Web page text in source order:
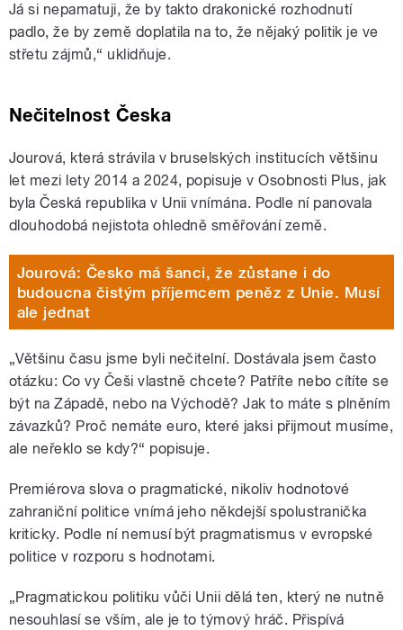
Já si nepamatuji, že by takto drakonické rozhodnutí
padlo, že by země doplatila na to, že nějaký politik je ve
střetu zájmů,“ uklidňuje.
Nečitelnost Česka
Jourová, která strávila v bruselských institucích většinu
let mezi lety 2014 a 2024, popisuje v Osobnosti Plus, jak
byla Česká republika v Unii vnímána. Podle ní panovala
dlouhodobá nejistota ohledně směřování země.
Jourová: Česko má šanci, že zůstane i do
budoucna čistým příjemcem peněz z Unie. Musí
ale jednat
„Většinu času jsme byli nečitelní. Dostávala jsem často
otázku: Co vy Češi vlastně chcete? Patříte nebo cítíte se
být na Západě, nebo na Východě? Jak to máte s plněním
závazků? Proč nemáte euro, které jaksi přijmout musíme,
ale neřeklo se kdy?“ popisuje.
Premiérova slova o pragmatické, nikoliv hodnotové
zahraniční politice vnímá jeho někdejší spolustranička
kriticky. Podle ní nemusí být pragmatismus v evropské
politice v rozporu s hodnotami.
„Pragmatickou politiku vůči Unii dělá ten, který ne nutně
nesouhlasí se vším, ale je to týmový hráč. Přispívá